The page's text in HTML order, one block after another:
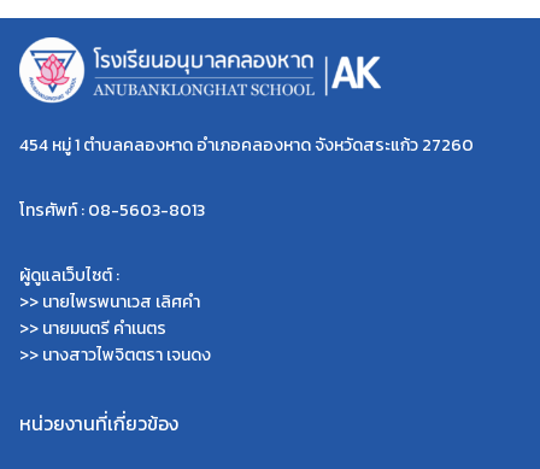
454 หมู่ 1 ตำบลคลองหาด อำเภอคลองหาด จังหวัดสระแก้ว 27260
โทรศัพท์ : 08-5603-8013
ผู้ดูแลเว็บไซต์ :
>> นายไพรพนาเวส เลิศคำ
>> นายมนตรี คำเนตร
>> นางสาวไพจิตตรา เจนดง
หน่วยงานที่เกี่ยวข้อง